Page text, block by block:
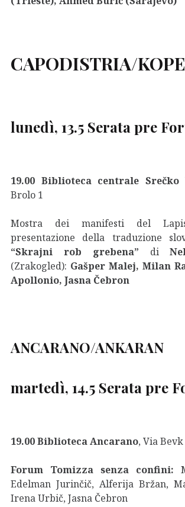
CAPODISTRIA/
lunedì, 13.5 Serata pre
19.00 Biblioteca centrale
Brolo 1
Mostra dei manifesti del
presentazione della traduzione
“Skrajni rob grebena” di
(Zrakogled): Gašper Malej, Milan
Apollonio, Jasna Čebron
ANCARANO/ANKARAN
martedì, 14.5 Serata pre
19.00 Biblioteca Ancarano, Via Bevk
Forum Tomizza senza confini:
Edelman Jurinčič, Alferija Bržan,
Irena Urbič, Jasna Čebron